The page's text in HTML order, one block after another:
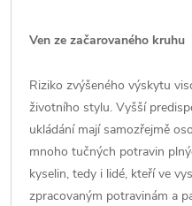
Ven ze začarovaného kruhu
Riziko zvýšeného výskytu
životního stylu. Vyšší
ukládání mají samozřejmě
mnoho tučných potravin
kyselin, tedy i lidé, kteří ve
zpracovaným potravinám a